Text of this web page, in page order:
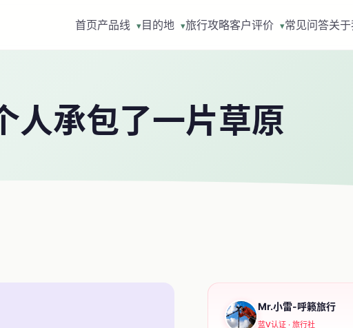
首页产品线 ▾目的地 ▾旅行攻略客户评价 ▾常见问答关
人承包了一片草原
Mr.小雷-呼籁旅行
蓝V认证 · 旅行社